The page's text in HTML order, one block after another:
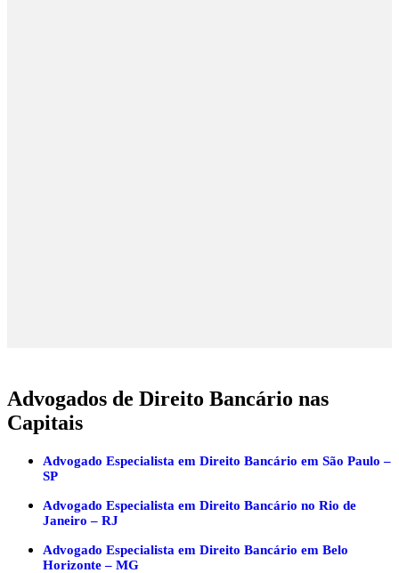
Advogados de Direito Bancário nas
Capitais
Advogado Especialista em Direito Bancário em São Paulo –
SP
Advogado Especialista em Direito Bancário no Rio de
Janeiro – RJ
Advogado Especialista em Direito Bancário em Belo
Horizonte – MG